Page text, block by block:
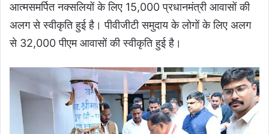
आत्मसमर्पित नक्सलियों के लिए 15,000 प्रधानमंत्री आवासों की
अलग से स्वीकृति हुई है। पीवीजीटी समुदाय के लोगों के लिए अलग
से 32,000 पीएम आवासों की स्वीकृति हुई है।